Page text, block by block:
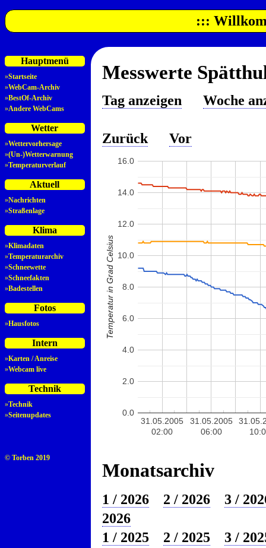
:::
Hauptmenü
»Startseite
»WebCam-Archiv
»BestOf-Archiv
»Andere WebCams
Wetter
»Wettervorhersage
»(Un-)Wetterwarnung
»Temperaturverlauf
Aktuell
»Nachrichten
»Straßenlage
Klima
»Klimadaten
»Temperaturarchiv
»Schneewette
»Schneefakten
»Badestellen
Fotos
»Hausfotos
Intern
»Karten / Anreise
»Webcam live
Technik
»Technik
»Seitenupdates
© Torben 2019
Messwerte
Tag anzeigen Woche
Zurück Vor
31.05.2005
02:00
31.05.2005
06:00
0.0
2.0
4.0
6.0
8.0
10.0
12.0
14.0
16.0
Temperatur in Grad Celsius
Monatsarchiv
1 / 2026 2 / 2026
3 /
2026
1 / 2025
2 / 2025
3 /